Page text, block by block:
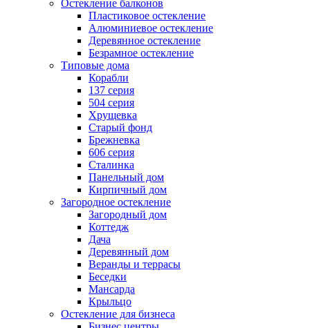
Остекление балконов
Пластиковое остекление
Алюминиевое остекление
Деревянное остекление
Безрамное остекление
Типовые дома
Корабли
137 серия
504 серия
Хрущевка
Старый фонд
Брежневка
606 серия
Сталинка
Панельный дом
Кирпичный дом
Загородное остекление
Загородный дом
Коттедж
Дача
Деревянный дом
Веранды и террасы
Беседки
Мансарда
Крыльцо
Остекление для бизнеса